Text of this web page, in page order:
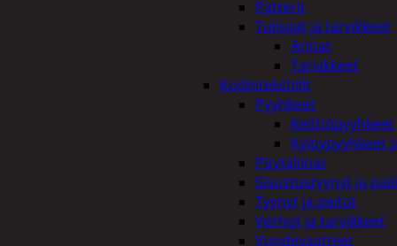
Patterit
Tulisijat ja tarvikkeet
Arinat
Tarvikkeet
Kodintekstiilit
Pyyhkeet
Keittiöpyyhkeet
Kylpypyyhkeet
Pöytäliinat
Sisustustyynyt ja
Tyynyt ja peitot
Verhot ja tarvikkeet
Vuodevaatteet